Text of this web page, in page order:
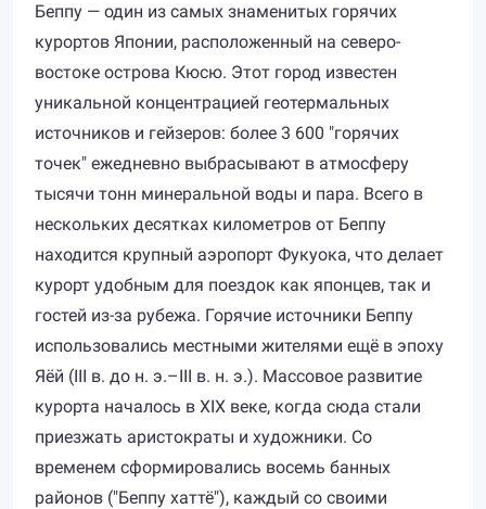
Беппу — один из самых знаменитых горячих
курортов Японии, расположенный на северо-
востоке острова Кюсю. Этот город известен
уникальной концентрацией геотермальных
источников и гейзеров: более 3 600 "горячих
точек" ежедневно выбрасывают в атмосферу
тысячи тонн минеральной воды и пара. Всего в
нескольких десятках километров от Беппу
находится крупный аэропорт Фукуока, что делает
курорт удобным для поездок как японцев, так и
гостей из-за рубежа. Горячие источники Беппу
использовались местными жителями ещё в эпоху
Яёй (III в. до н. э.–III в. н. э.). Массовое развитие
курорта началось в XIX веке, когда сюда стали
приезжать аристократы и художники. Со
временем сформировались восемь банных
районов ("Беппу хаттё"), каждый со своими